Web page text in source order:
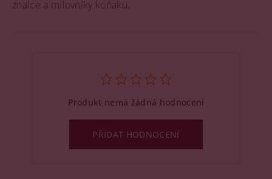
znalce a milovníky koňaku.
Produkt nemá žádná hodnocení
PŘIDAT HODNOCENÍ